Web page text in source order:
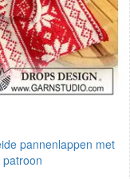
pannenlappen met
patroon